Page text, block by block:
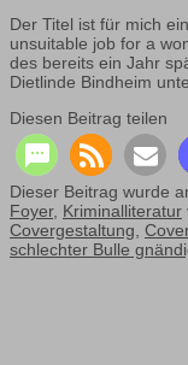
Der Titel ist für mich
unsuitable job for a
des bereits ein Jahr
Dietlinde Bindheim
Diesen Beitrag teilen
Dieser Beitrag wurde
Foyer, Kriminalliteratur
Covergestaltung,
schlechter Bulle